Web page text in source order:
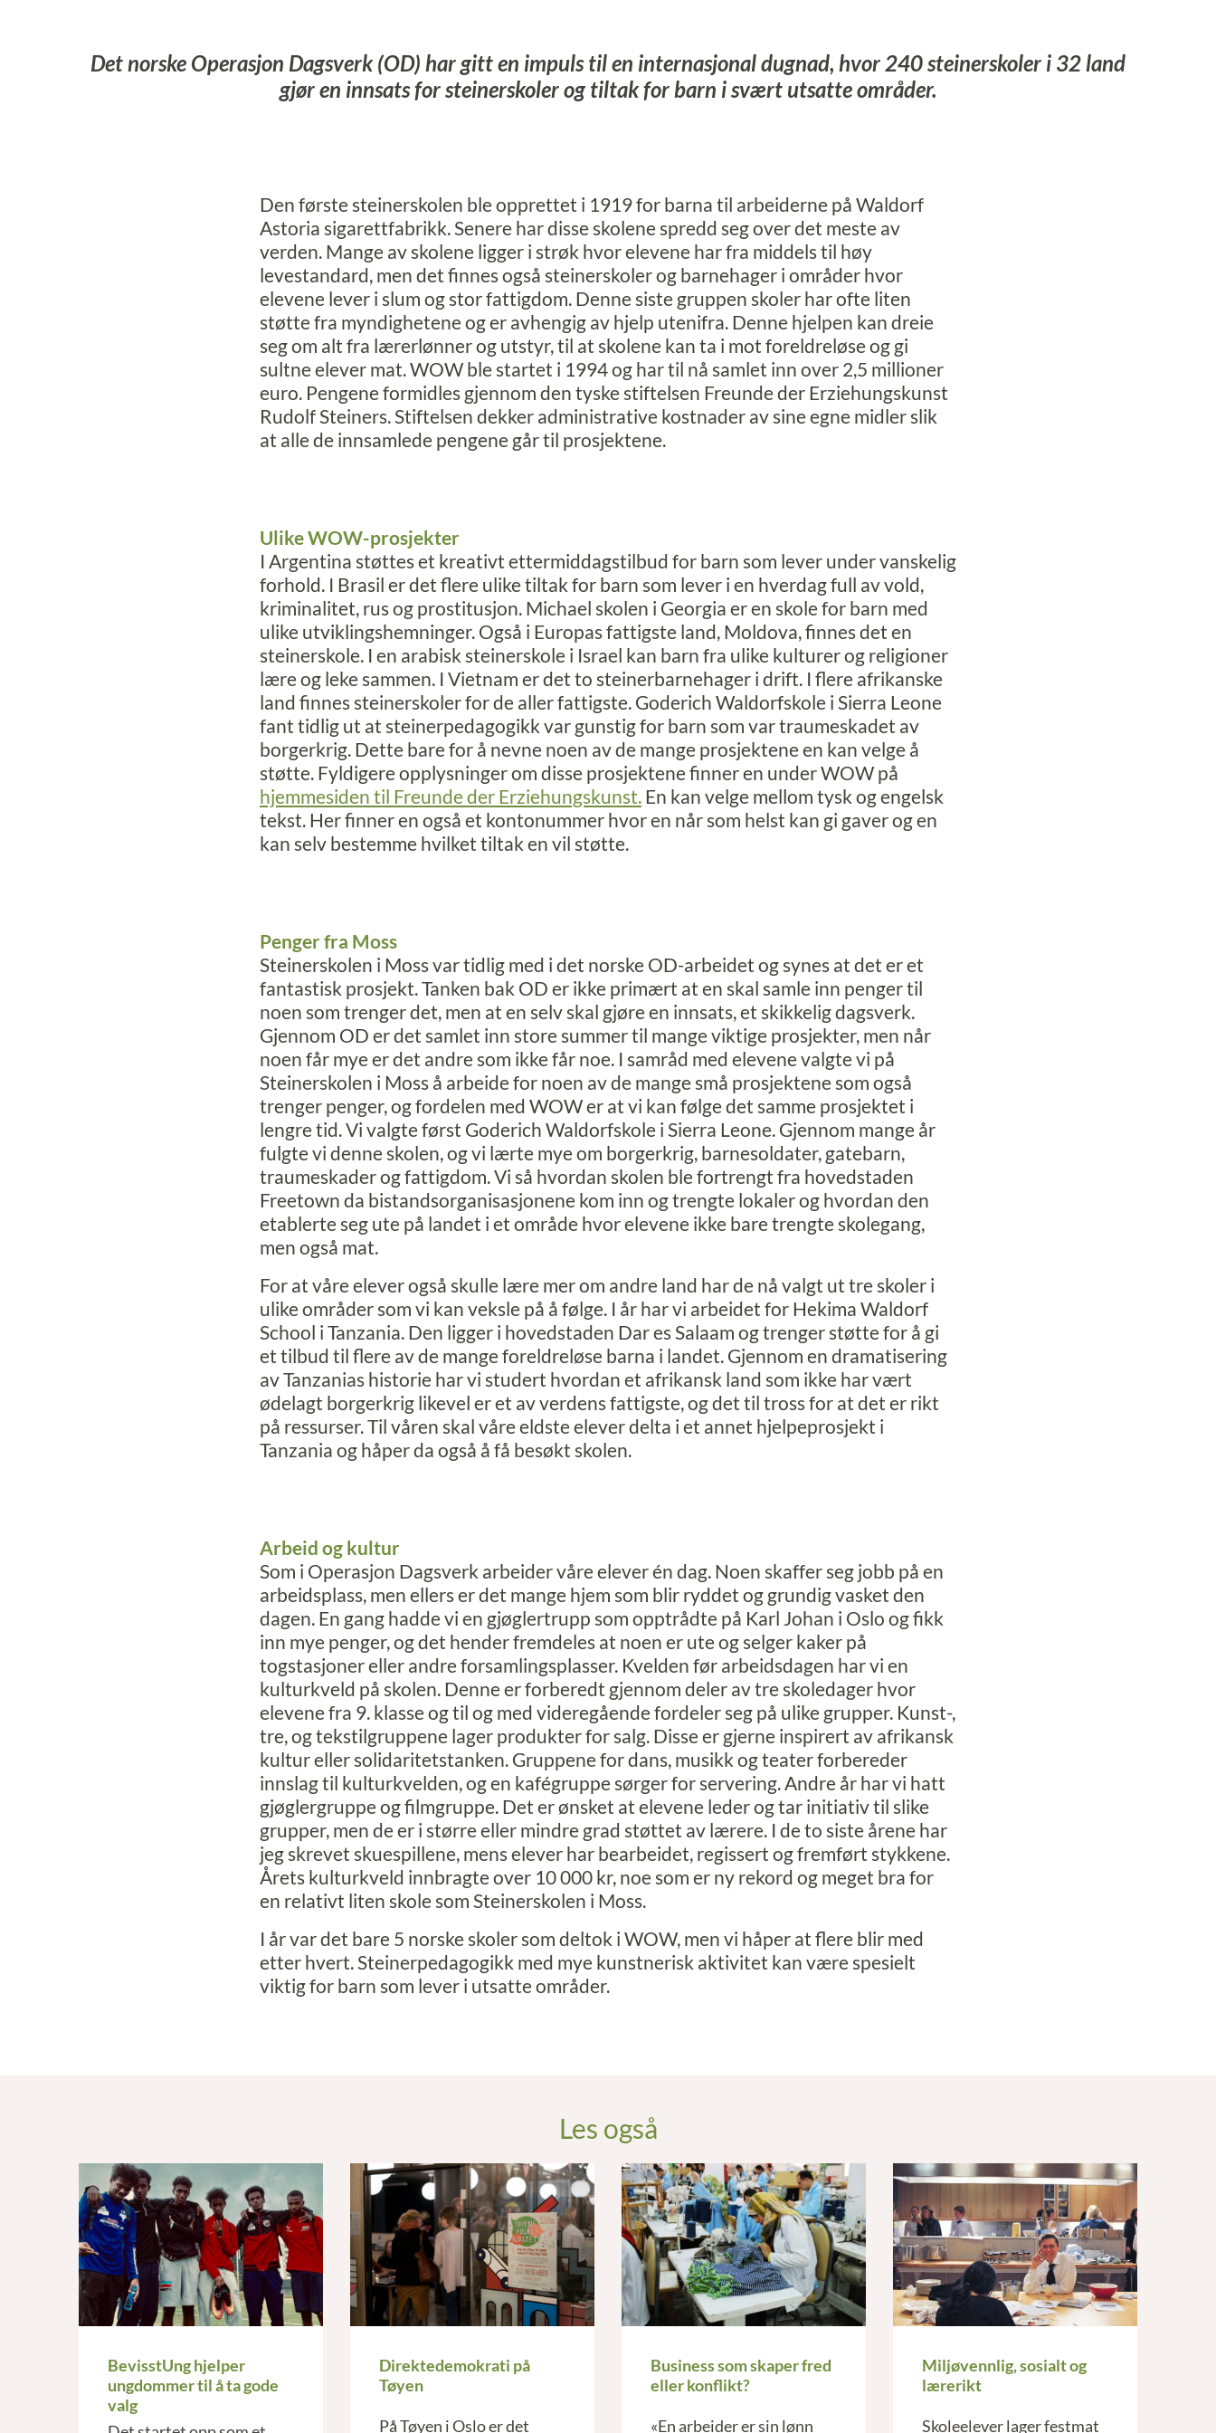
Det norske Operasjon Dagsverk (OD) har gitt en impuls til en internasjonal dugnad, hvor 240 steinerskoler i 32 land
gjør en innsats for steinerskoler og tiltak for barn i svært utsatte områder.
Den første steinerskolen ble opprettet i 1919 for barna til arbeiderne på Waldorf
Astoria sigarettfabrikk. Senere har disse skolene spredd seg over det meste av
verden. Mange av skolene ligger i strøk hvor elevene har fra middels til høy
levestandard, men det finnes også steinerskoler og barnehager i områder hvor
elevene lever i slum og stor fattigdom. Denne siste gruppen skoler har ofte liten
støtte fra myndighetene og er avhengig av hjelp utenifra. Denne hjelpen kan dreie
seg om alt fra lærerlønner og utstyr, til at skolene kan ta i mot foreldreløse og gi
sultne elever mat. WOW ble startet i 1994 og har til nå samlet inn over 2,5 millioner
euro. Pengene formidles gjennom den tyske stiftelsen Freunde der Erziehungskunst
Rudolf Steiners. Stiftelsen dekker administrative kostnader av sine egne midler slik
at alle de innsamlede pengene går til prosjektene.
Ulike WOW-prosjekter
I Argentina støttes et kreativt ettermiddagstilbud for barn som lever under vanskelig
forhold. I Brasil er det flere ulike tiltak for barn som lever i en hverdag full av vold,
kriminalitet, rus og prostitusjon. Michael skolen i Georgia er en skole for barn med
ulike utviklingshemninger. Også i Europas fattigste land, Moldova, finnes det en
steinerskole. I en arabisk steinerskole i Israel kan barn fra ulike kulturer og religioner
lære og leke sammen. I Vietnam er det to steinerbarnehager i drift. I flere afrikanske
land finnes steinerskoler for de aller fattigste. Goderich Waldorfskole i Sierra Leone
fant tidlig ut at steinerpedagogikk var gunstig for barn som var traumeskadet av
borgerkrig. Dette bare for å nevne noen av de mange prosjektene en kan velge å
støtte. Fyldigere opplysninger om disse prosjektene finner en under WOW på
hjemmesiden til Freunde der Erziehungskunst. En kan velge mellom tysk og engelsk
tekst. Her finner en også et kontonummer hvor en når som helst kan gi gaver og en
kan selv bestemme hvilket tiltak en vil støtte.
Penger fra Moss
Steinerskolen i Moss var tidlig med i det norske OD-arbeidet og synes at det er et
fantastisk prosjekt. Tanken bak OD er ikke primært at en skal samle inn penger til
noen som trenger det, men at en selv skal gjøre en innsats, et skikkelig dagsverk.
Gjennom OD er det samlet inn store summer til mange viktige prosjekter, men når
noen får mye er det andre som ikke får noe. I samråd med elevene valgte vi på
Steinerskolen i Moss å arbeide for noen av de mange små prosjektene som også
trenger penger, og fordelen med WOW er at vi kan følge det samme prosjektet i
lengre tid. Vi valgte først Goderich Waldorfskole i Sierra Leone. Gjennom mange år
fulgte vi denne skolen, og vi lærte mye om borgerkrig, barnesoldater, gatebarn,
traumeskader og fattigdom. Vi så hvordan skolen ble fortrengt fra hovedstaden
Freetown da bistandsorganisasjonene kom inn og trengte lokaler og hvordan den
etablerte seg ute på landet i et område hvor elevene ikke bare trengte skolegang,
men også mat.
For at våre elever også skulle lære mer om andre land har de nå valgt ut tre skoler i
ulike områder som vi kan veksle på å følge. I år har vi arbeidet for Hekima Waldorf
School i Tanzania. Den ligger i hovedstaden Dar es Salaam og trenger støtte for å gi
et tilbud til flere av de mange foreldreløse barna i landet. Gjennom en dramatisering
av Tanzanias historie har vi studert hvordan et afrikansk land som ikke har vært
ødelagt borgerkrig likevel er et av verdens fattigste, og det til tross for at det er rikt
på ressurser. Til våren skal våre eldste elever delta i et annet hjelpeprosjekt i
Tanzania og håper da også å få besøkt skolen.
Arbeid og kultur
Som i Operasjon Dagsverk arbeider våre elever én dag. Noen skaffer seg jobb på en
arbeidsplass, men ellers er det mange hjem som blir ryddet og grundig vasket den
dagen. En gang hadde vi en gjøglertrupp som opptrådte på Karl Johan i Oslo og fikk
inn mye penger, og det hender fremdeles at noen er ute og selger kaker på
togstasjoner eller andre forsamlingsplasser. Kvelden før arbeidsdagen har vi en
kulturkveld på skolen. Denne er forberedt gjennom deler av tre skoledager hvor
elevene fra 9. klasse og til og med videregående fordeler seg på ulike grupper. Kunst-,
tre, og tekstilgruppene lager produkter for salg. Disse er gjerne inspirert av afrikansk
kultur eller solidaritetstanken. Gruppene for dans, musikk og teater forbereder
innslag til kulturkvelden, og en kafégruppe sørger for servering. Andre år har vi hatt
gjøglergruppe og filmgruppe. Det er ønsket at elevene leder og tar initiativ til slike
grupper, men de er i større eller mindre grad støttet av lærere. I de to siste årene har
jeg skrevet skuespillene, mens elever har bearbeidet, regissert og fremført stykkene.
Årets kulturkveld innbragte over 10 000 kr, noe som er ny rekord og meget bra for
en relativt liten skole som Steinerskolen i Moss.
I år var det bare 5 norske skoler som deltok i WOW, men vi håper at flere blir med
etter hvert. Steinerpedagogikk med mye kunstnerisk aktivitet kan være spesielt
viktig for barn som lever i utsatte områder.
Les også
BevisstUng hjelper
ungdommer til å ta gode
valg
Direktedemokrati på
Tøyen
På Tøyen i Oslo er det
Business som skaper fred
eller konflikt?
«En arbeider er sin lønn
Miljøvennlig, sosialt og
lærerikt
Skoleelever lager festmat